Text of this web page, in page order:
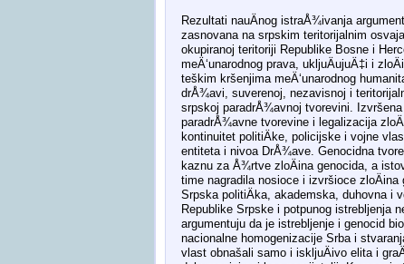
Rezultati nauÄnog istraÅ¾ivanja
zasnovana na srpskim teritorijalnim
okupiranoj teritoriji Republike Bosne i
meÄ‘unarodnog prava, ukljuÄujuÄ‡i i
teškim kršenjima meÄ‘unarodnog
drÅ¾avi, suverenoj, nezavisnoj i
srpskoj paradrÅ¾avnoj tvorevini.
paradrÅ¾avne tvorevine i legalizacija
kontinuitet politiÄke, policijske i vojne
entiteta i nivoa DrÅ¾ave. Genocidna
kaznu za Å¾rtve zloÄina genocida, a
time nagradila nosioce i izvršioce
Srpska politiÄka, akademska, duhovna
Republike Srpske i potpunog istrebljenja
argumentuju da je istrebljenje i genocid
nacionalne homogenizacije Srba i
vlast obnašali samo i iskljuÄivo elita i